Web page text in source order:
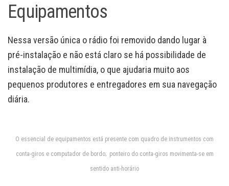
Equipamentos
Nessa versão única o rádio foi removido dando lugar à
pré-instalação e não está claro se há possibilidade de
instalação de multimídia, o que ajudaria muito aos
pequenos produtores e entregadores em sua navegação
diária.
O essencial de equipamentos está presente com quadro de instrumentos com
conta-giros e computador de bordo; ponteiro do conta-giros movimenta-se em
sentido anti-horário